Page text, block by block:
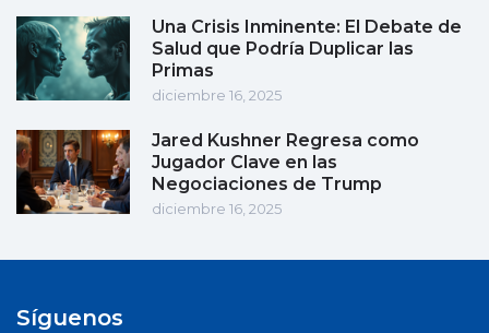
Una Crisis Inminente: El Debate de
Salud que Podría Duplicar las
Primas
diciembre 16, 2025
Jared Kushner Regresa como
Jugador Clave en las
Negociaciones de Trump
diciembre 16, 2025
Síguenos